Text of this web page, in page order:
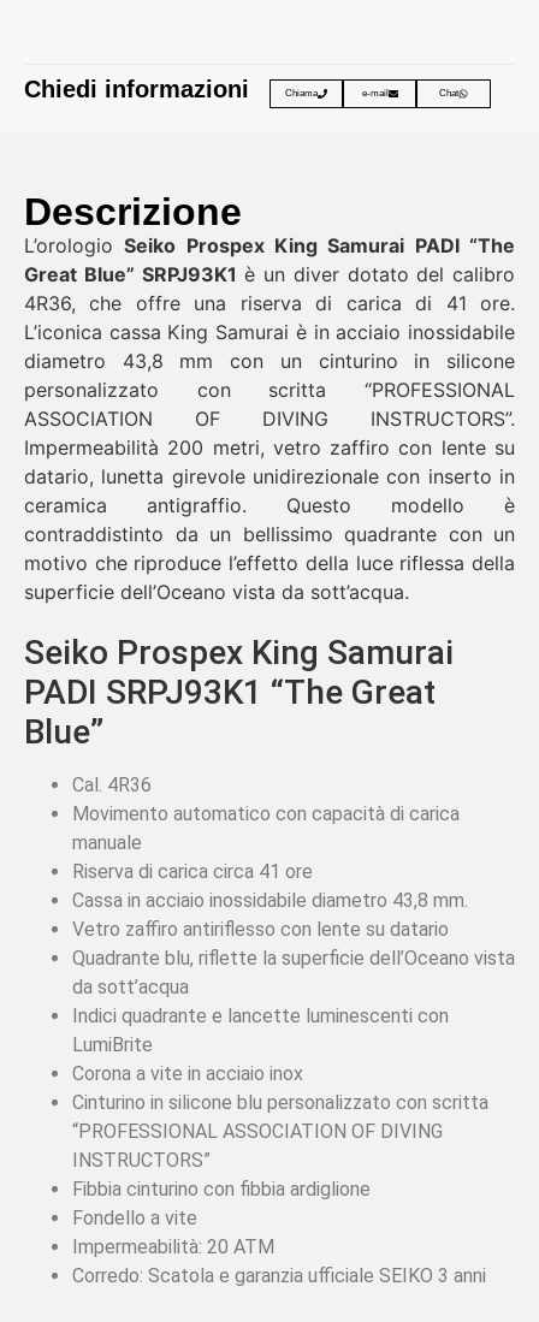
Chiedi informazioni Chiama e-mail Chat
Descrizione
L’orologioSeiko Prospex King Samurai PADI “The
Great Blue” SRPJ93K1 è un diver dotato del calibro
4R36, che offre una riserva di carica di 41 ore.
L’iconica cassa King Samurai è in acciaio inossidabile
diametro 43,8 mm con un cinturino in silicone
personalizzato con scritta “PROFESSIONAL
ASSOCIATION OF DIVING INSTRUCTORS”.
Impermeabilità 200 metri, vetro zaffiro con lente su
datario, lunetta girevole unidirezionale con inserto in
ceramica antigraffio. Questo modello è
contraddistinto da un bellissimo quadrante con un
motivo che riproduce l’effetto della luce riflessa della
superficie dell’Oceano vista da sott’acqua.
Seiko Prospex King Samurai
PADI SRPJ93K1 “The Great
Blue”
Cal. 4R36
Movimento automatico con capacità di carica
manuale
Riserva di carica circa 41 ore
Cassa in acciaio inossidabile diametro 43,8 mm.
Vetro zaffiro antiriflesso con lente su datario
Quadrante blu, riflette la superficie dell’Oceano vista
da sott’acqua
Indici quadrante e lancette luminescenti con
LumiBrite
Corona a vite in acciaio inox
Cinturino in silicone blu personalizzato con scritta
“PROFESSIONAL ASSOCIATION OF DIVING
INSTRUCTORS”
Fibbia cinturino con fibbia ardiglione
Fondello a vite
Impermeabilità: 20 ATM
Corredo: Scatola e garanzia ufficiale SEIKO 3 anni